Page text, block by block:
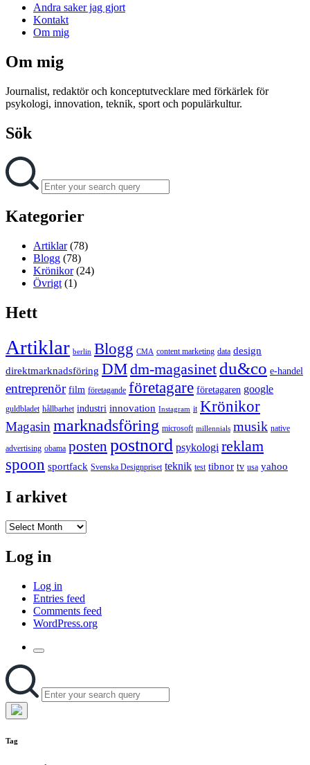
Andra saker jag gjort
Kontakt
Om mig
Om mig
Journalist, redaktör och konceptutvecklare med förkärlek för
psykologi, innovation, teknik, sport och populärkultur.
Sök
Search
for:
Kategorier
Artiklar(78)
Blogg (78)
Krönikor(24)
Övrigt (1)
Hett
Artiklar berlin Blogg CMA content marketing data design
direktmarknadsföring DMdm-magasinet du&co e-handel
entreprenör film företagande företagare företagaren google
guldbladet hållbarhet industri innovation Instagram it Krönikor
Magasin marknadsföring microsoft millennials musik native
advertising obama posten postnord psykologi reklam
spoon sportfack Svenska Designpriset teknik test tibnor tv usa yahoo
I arkivet
Log in
Log in
Entries feed
Comments feed
WordPress.org
Toggle
field
Search
for:
Hide
search
Tag